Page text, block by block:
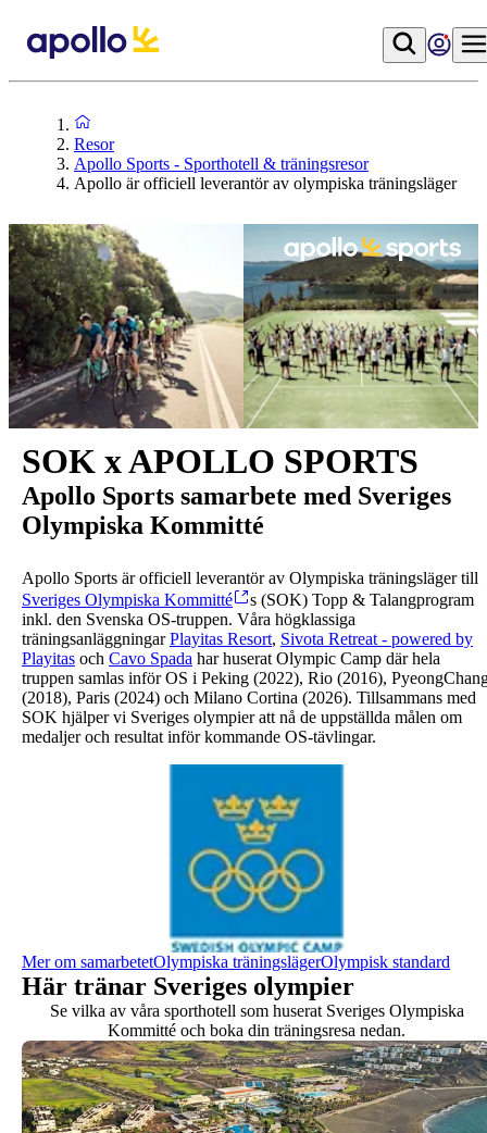
Resor
Apollo Sports - Sporthotell & träningsresor
Apollo är officiell leverantör av olympiska träningsläger
SOK x APOLLO SPORTS
Apollo Sports samarbete med Sveriges
Olympiska Kommitté
Apollo Sports är officiell leverantör av Olympiska träningsläger till
Sveriges Olympiska Kommitté
s (SOK) Topp & Talangprogram
inkl. den Svenska OS-truppen. Våra högklassiga
träningsanläggningarPlayitas Resort, Sivota Retreat - powered by
Playitas och Cavo Spada har huserat Olympic Camp där hela
truppen samlas inför OS i Peking (2022), Rio (2016),
(2018), Paris (2024) och Milano Cortina (2026). Tillsammans med
SOK hjälper vi Sveriges olympier att nå de uppställda målen om
medaljer och resultat inför kommande OS-tävlingar.
Mer om samarbetetOlympiska träningslägerOlympisk standard
Här tränar Sveriges olympier
Se vilka av våra sporthotell som huserat Sveriges Olympiska
Kommitté och boka din träningsresa nedan.